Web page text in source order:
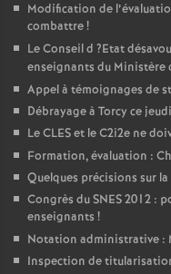
Modification de
combattre!
Le Conseil d ?Etat
enseignants du Ministère
Appel à témoignages de
Débrayage à Torcy ce
LeCLESet le C2i2e ne
Formation, évaluation :
Quelques précisions sur
Congrès duSNES2012 :
enseignants !
Notation administrative :
Inspection de